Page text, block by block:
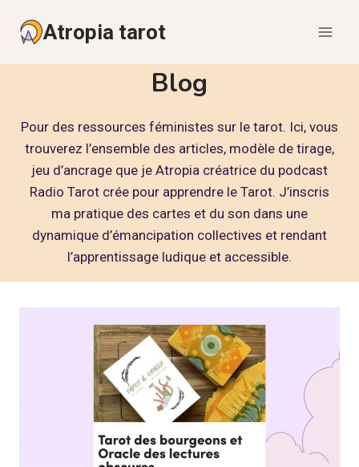
Atropia tarot
Blog
Pour des ressources féministes sur le tarot. Ici, vous
trouverez l’ensemble des articles, modèle de tirage,
jeu d’ancrage que je Atropia créatrice du podcast
Radio Tarot crée pour apprendre le Tarot. J’inscris
ma pratique des cartes et du son dans une
dynamique d’émancipation collectives et rendant
l’apprentissage ludique et accessible.